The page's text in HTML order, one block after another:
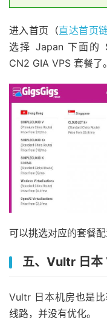
进入首页（直达首页
选择 Japan 下面的
CN2 GIA VPS 套餐了。
可以挑选对应的套餐配
五、Vultr 日本
Vultr 日本机房也是
线路，并没有优化。